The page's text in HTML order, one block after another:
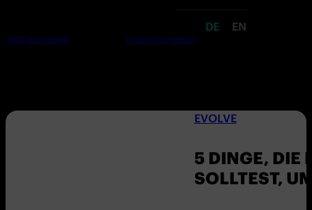
DE EN
Jetzt anmelden Kostenlos testen
EVOLVE
5 DINGE, DIE
SOLLTEST,